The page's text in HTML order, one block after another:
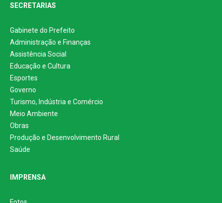
SECRETARIAS
Gabinete do Prefeito
Administração e Finanças
Assistência Social
Educação e Cultura
Esportes
Governo
Turismo, Indústria e Comércio
Meio Ambiente
Obras
Produção e Desenvolvimento Rural
Saúde
IMPRENSA